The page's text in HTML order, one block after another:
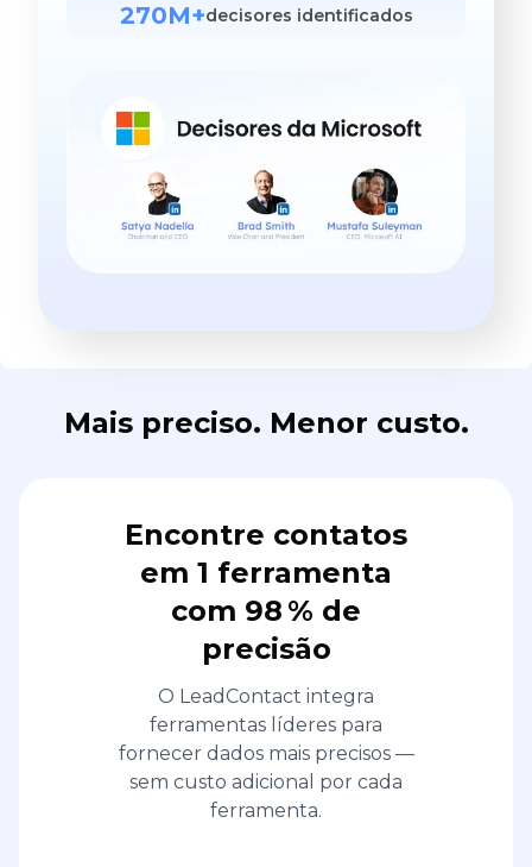
270M+decisores identificados
Mais preciso. Menor custo.
Encontre contatos
em 1 ferramenta
com 98 % de
precisão
O LeadContact integra
ferramentas líderes para
fornecer dados mais precisos —
sem custo adicional por cada
ferramenta.